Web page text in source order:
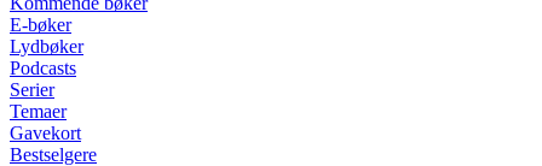
E-bøker
Lydbøker
Podcasts
Serier
Temaer
Gavekort
Bestselgere